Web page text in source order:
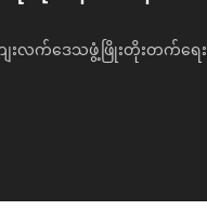
လက်ဒေသဖွံ့ဖြိုးတိုးတက်ရေးဦး